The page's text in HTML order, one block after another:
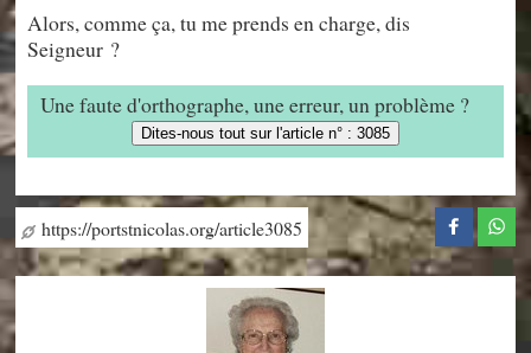
Alors, comme ça, tu me prends en charge, dis
Seigneur ?
Une faute d'orthographe, une erreur, un problème ?
Dites-nous tout sur l'article n° : 3085
https://portstnicolas.org/article3085